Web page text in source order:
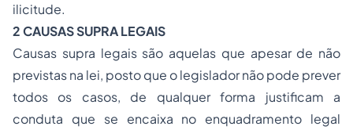
ilicitude.
2 CAUSAS SUPRA LEGAIS
Causas supra legais são aquelas que apesar de não
previstas na lei, posto que o legislador não pode prever
todos os casos, de qualquer forma justificam a
conduta que se encaixa no enquadramento legal